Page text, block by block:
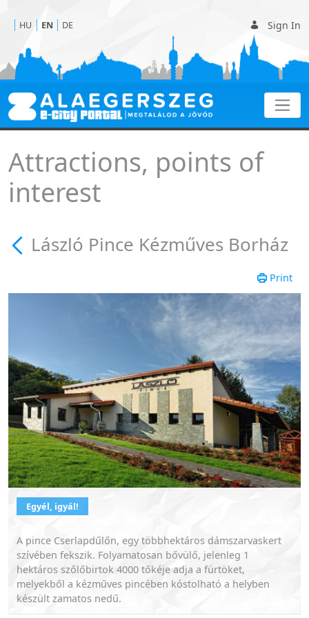
Sign In
HU EN DE
László Pince Kézműves
Attractions, points of
interest
László Pince Kézműves Borház
Print
Egyél, igyál!
A pince Cserlapdűlőn, egy többhektáros dámszarvaskert
szívében fekszik. Folyamatosan bővülő, jelenleg 1
hektáros szőlőbirtok 4000 tőkéje adja a fürtöket,
melyekből a kézműves pincében kóstolható a helyben
készült zamatos nedű.